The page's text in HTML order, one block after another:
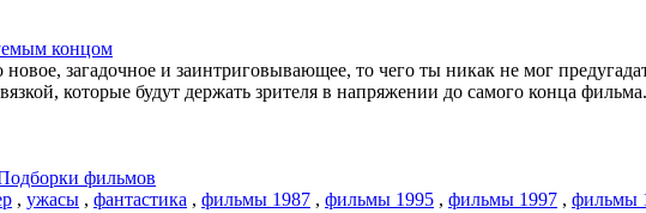
новое, загадочное и заинтриговывающее, то чего ты никак не мог
которые будут держать зрителя в напряжении до самого конца фильма.
фильмов
, ужасы , фантастика , фильмы 1987 , фильмы 1995 , фильмы 1997 , фильмы